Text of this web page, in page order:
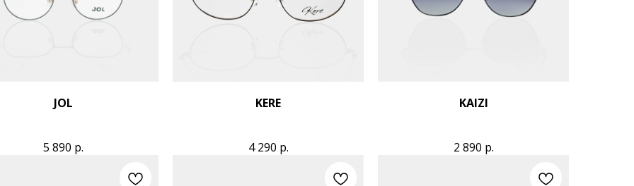
JOL
5 890 р.
KERE
4 290 р.
KAIZI
2 890 р.